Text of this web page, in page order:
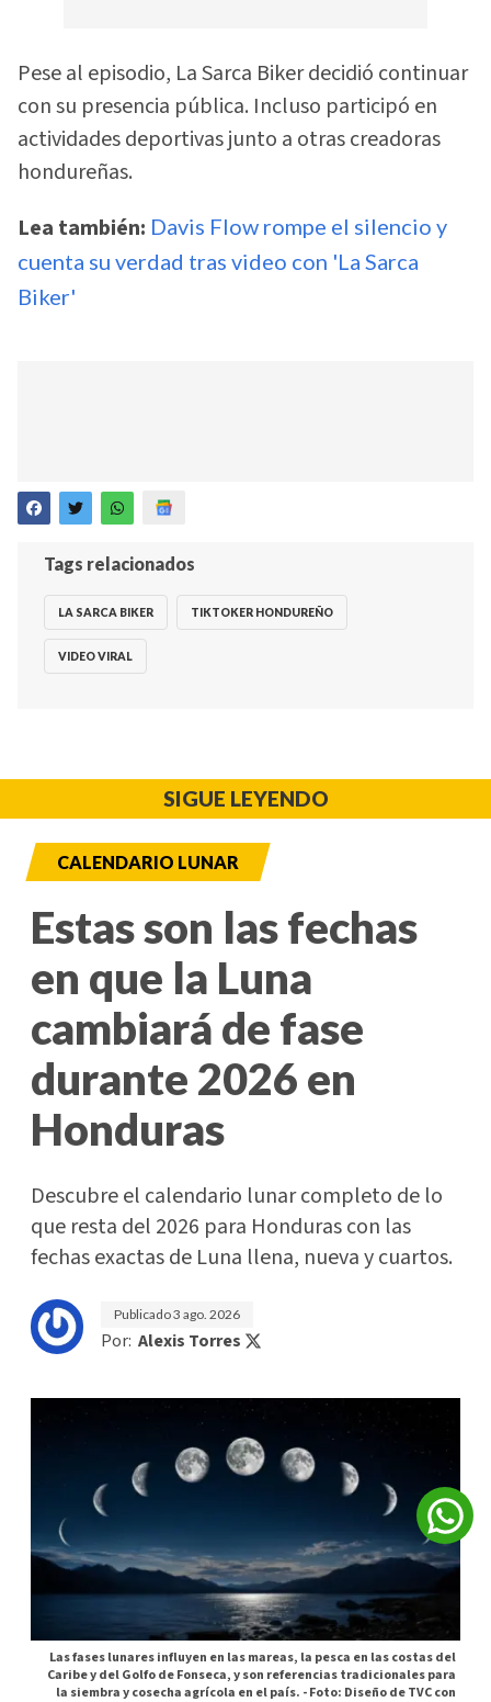
Pese al episodio, La Sarca Biker decidió continuar
con su presencia pública. Incluso participó en
actividades deportivas junto a otras creadoras
hondureñas.
Lea también: Davis Flow rompe el silencio y
cuenta su verdad tras video con 'La Sarca
Biker'
Tags relacionados
LA SARCA BIKER TIKTOKER HONDUREÑO
VIDEO VIRAL
SIGUE LEYENDO
CALENDARIO LUNAR
Estas son las fechas
en que la Luna
cambiará de fase
durante 2026 en
Honduras
Descubre el calendario lunar completo de lo
que resta del 2026 para Honduras con las
fechas exactas de Luna llena, nueva y cuartos.
Publicado3 ago. 2026
Por: Alexis Torres
Las fases lunares influyen en las mareas, la pesca en las costas del
Caribe y del Golfo de Fonseca, y son referencias tradicionales para
la siembra y cosecha agrícola en el país. -Foto: Diseño de TVC con